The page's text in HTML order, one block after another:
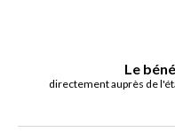
Le
directement auprès de